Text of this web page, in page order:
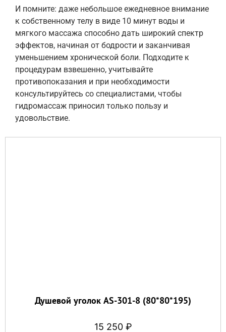
И помните: даже небольшое ежедневное внимание
к собственному телу в виде 10 минут воды и
мягкого массажа способно дать широкий спектр
эффектов, начиная от бодрости и заканчивая
уменьшением хронической боли. Подходите к
процедурам взвешенно, учитывайте
противопоказания и при необходимости
консультируйтесь со специалистами, чтобы
гидромассаж приносил только пользу и
удовольствие.
Душевой уголок AS-301-8 (80*80*195)
15 250 ₽